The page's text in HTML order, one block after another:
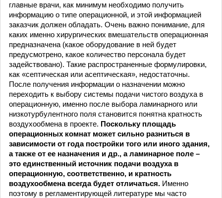
главные врачи, как минимум необходимо получить
информацию о типе операционной, и этой информацией
заказчик должен обладать. Очень важно понимание, для
каких именно хирургических вмешательств операционная
предназначена (какое оборудование в ней будет
предусмотрено, какое количество персонала будет
задействовано). Такие распространенные формулировки,
как «септическая или асептическая», недостаточны.
После получения информации о назначении можно
переходить к выбору системы подачи чистого воздуха в
операционную, именно после выбора ламинарного или
низкотурбулентного поля становится понятна кратность
воздухообмена в проекте. Поскольку площадь
операционных комнат может сильно разниться в
зависимости от года постройки того или иного здания,
а также от ее назначения и др., а ламинарное поле –
это единственный источник подачи воздуха в
операционную, соответственно, и кратность
воздухообмена всегда будет отличаться. Именно
поэтому в регламентирующей литературе мы часто